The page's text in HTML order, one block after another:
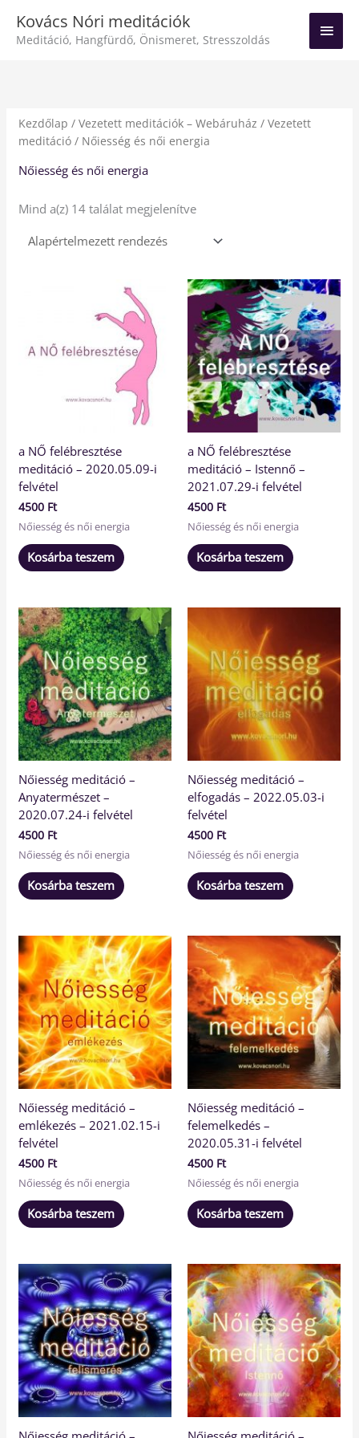
content
Kovács Nóri meditációk
Meditáció, Hangfürdő, Önismeret, Stresszoldás
Main
Kezdőlap /Vezetett meditációk – Webáruház /Vezetett
meditáció / Nőiesség és női energia
Nőiesség és női energia
Mind a(z) 14 találat megjelenítve
a NŐ felébresztése
meditáció – 2020.05.09-i
felvétel
4500 Ft
Nőiesség és női energia
Kosárba teszem
a NŐ felébresztése
meditáció – Istennő –
2021.07.29-i felvétel
4500 Ft
Nőiesség és női energia
Kosárba teszem
Nőiesség meditáció –
Anyatermészet –
2020.07.24-i felvétel
4500 Ft
Nőiesség és női energia
Kosárba teszem
Nőiesség meditáció –
elfogadás – 2022.05.03-i
felvétel
4500 Ft
Nőiesség és női energia
Kosárba teszem
Nőiesség meditáció –
emlékezés – 2021.02.15-i
felvétel
4500 Ft
Nőiesség és női energia
Kosárba teszem
Nőiesség meditáció –
felemelkedés –
2020.05.31-i felvétel
4500 Ft
Nőiesség és női energia
Kosárba teszem